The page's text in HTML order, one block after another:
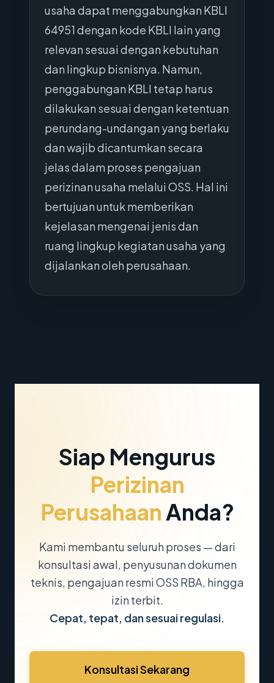
usaha dapat menggabungkan KBLI
64951 dengan kode KBLI lain yang
relevan sesuai dengan kebutuhan
dan lingkup bisnisnya. Namun,
penggabungan KBLI tetap harus
dilakukan sesuai dengan ketentuan
perundang-undangan yang berlaku
dan wajib dicantumkan secara
jelas dalam proses pengajuan
perizinan usaha melalui OSS. Hal ini
bertujuan untuk memberikan
kejelasan mengenai jenis dan
ruang lingkup kegiatan usaha yang
dijalankan oleh perusahaan.
Siap Mengurus
Perizinan
PerusahaanAnda?
Kami membantu seluruh proses — dari
konsultasi awal, penyusunan dokumen
teknis, pengajuan resmi OSS RBA, hingga
izin terbit.
Cepat, tepat, dan sesuai regulasi.
Konsultasi Sekarang